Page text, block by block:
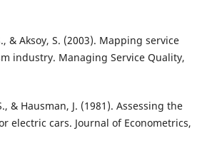
& Aksoy, S. (2003). Mapping service
industry. Managing Service Quality,
& Hausman, J. (1981). Assessing the
electric cars. Journal of Econometrics,